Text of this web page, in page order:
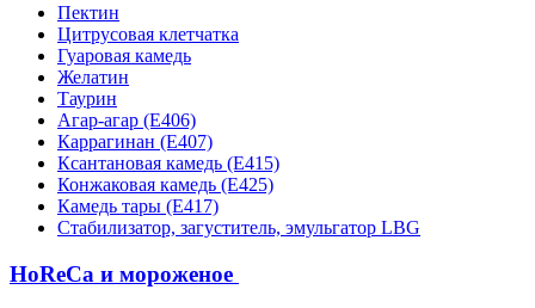
Пектин
Цитрусовая клетчатка
Гуаровая камедь
Желатин
Таурин
Агар-агар (Е406)
Каррагинан (Е407)
Ксантановая камедь (Е415)
Конжаковая камедь (Е425)
Камедь тары (Е417)
Стабилизатор, загуститель, эмульгатор LBG
HoReCa и мороженое